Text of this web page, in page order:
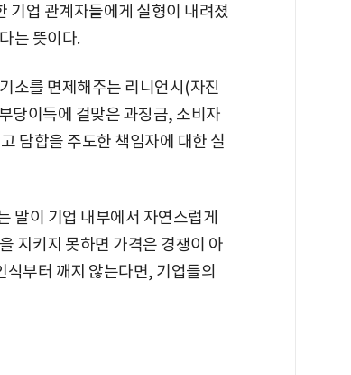
기업 관계자들에게 실형이 내려졌
는 뜻이다.
소를 면제해주는 리니언시(자진
당이득에 걸맞은 과징금, 소비자
담합을 주도한 책임자에 대한 실
말이 기업 내부에서 자연스럽게
지키지 못하면 가격은 경쟁이 아
부터 깨지 않는다면, 기업들의